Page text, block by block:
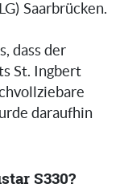
Saarbrücken.
dass der
St. Ingbert
daraufhin
S330?